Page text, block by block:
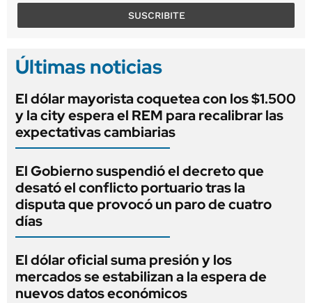
SUSCRIBITE
Últimas noticias
El dólar mayorista coquetea con los $1.500
y la city espera el REM para recalibrar las
expectativas cambiarias
El Gobierno suspendió el decreto que
desató el conflicto portuario tras la
disputa que provocó un paro de cuatro
días
El dólar oficial suma presión y los
mercados se estabilizan a la espera de
nuevos datos económicos